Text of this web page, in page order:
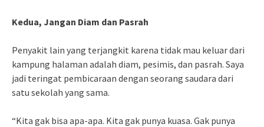
Kedua, Jangan Diam dan Pasrah
Penyakit lain yang terjangkit karena tidak mau keluar dari
kampung halaman adalah diam, pesimis, dan pasrah. Saya
jadi teringat pembicaraan dengan seorang saudara dari
satu sekolah yang sama.
“Kita gak bisa apa-apa. Kita gak punya kuasa. Gak punya